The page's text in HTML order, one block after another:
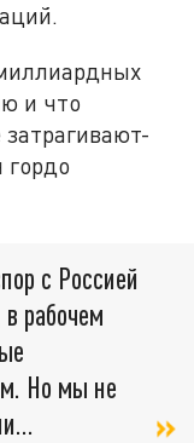
и что
с Россией
рабочем
Но мы не